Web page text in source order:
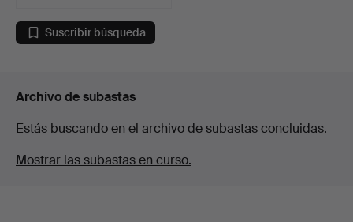
seleccionado
Suscribir búsqueda
Archivo de subastas
Estás buscando en el archivo de subastas concluidas.
Mostrar las subastas en curso.